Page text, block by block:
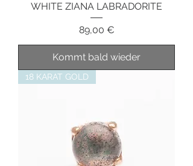
WHITE ZIANA LABRADORITE
Preis
89,00 €
Kommt bald wieder
18 KARAT GOLD